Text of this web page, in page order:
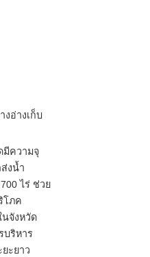
อ่างเก็บ
มีความจุ
งน้ำ
ไร่ ช่วย
โภค
จังหวัด
บริหาร
ะยาว